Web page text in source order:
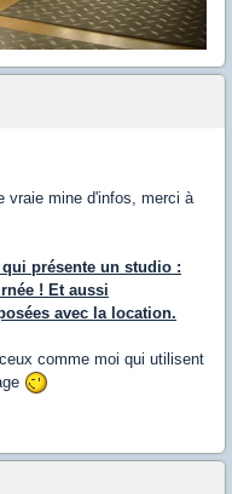
vraie mine d'infos, merci à
présente un studio :
! Et aussi
avec la location.
comme moi qui utilisent